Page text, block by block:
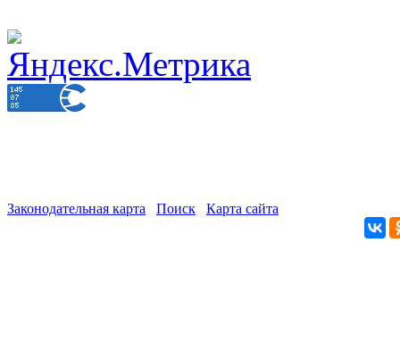
Законодательная карта Поиск Карта сайта